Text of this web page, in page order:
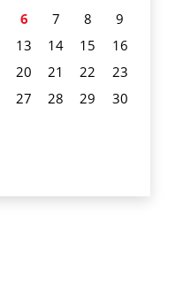
6 7 8
9
13 14 15
16
20 21 22
23
27 28 29
30